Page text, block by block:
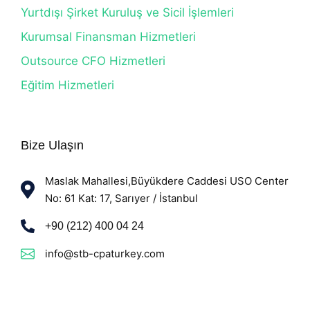
Yurtdışı Şirket Kuruluş ve Sicil İşlemleri
Kurumsal Finansman Hizmetleri
Outsource CFO Hizmetleri
Eğitim Hizmetleri
Bize Ulaşın
Maslak Mahallesi,Büyükdere Caddesi USO Center
No: 61 Kat: 17, Sarıyer / İstanbul
+90 (212) 400 04 24
info@stb-cpaturkey.com